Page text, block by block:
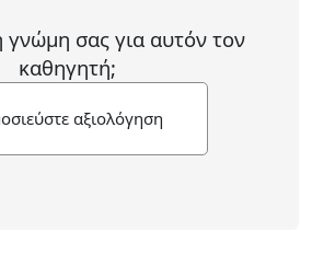
γνώμη σας για αυτόν τον
καθηγητή;
αξιολόγηση